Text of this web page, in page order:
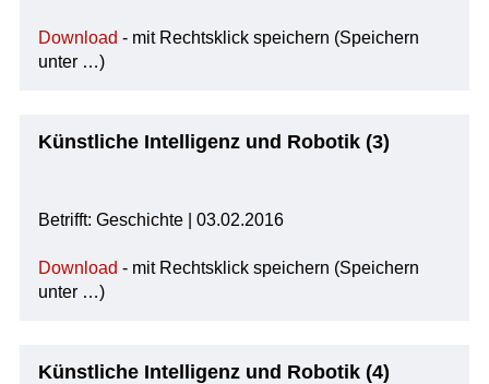
Download - mit Rechtsklick speichern (Speichern
unter …)
Künstliche Intelligenz und Robotik (3)
Betrifft: Geschichte | 03.02.2016
Download - mit Rechtsklick speichern (Speichern
unter …)
Künstliche Intelligenz und Robotik (4)